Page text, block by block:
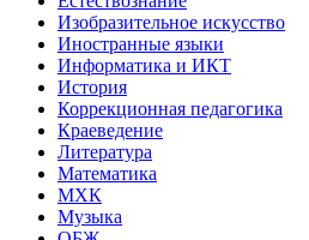
Изобразительное искусство
Иностранные языки
Информатика и ИКТ
История
Коррекционная педагогика
Краеведение
Литература
Математика
МХК
Музыка